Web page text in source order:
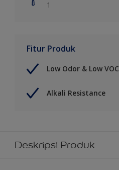
1
Fitur Produk
Low Odor & Low VOC
Alkali Resistance
Deskripsi Produk